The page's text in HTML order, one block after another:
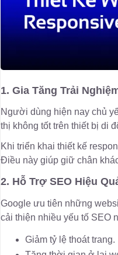
1. Gia Tăng Trải
Người dùng hiện nay chủ
thị không tốt trên thiết bị di
Khi triển khai thiết kế
Điều này giúp giữ chân
2. Hỗ Trợ SEO Hiệu
Google ưu tiên những
cải thiện nhiều yếu tố SEO
Giảm tỷ lệ thoát trang.